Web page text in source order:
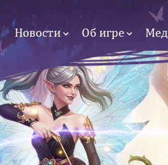
Новости Об игре